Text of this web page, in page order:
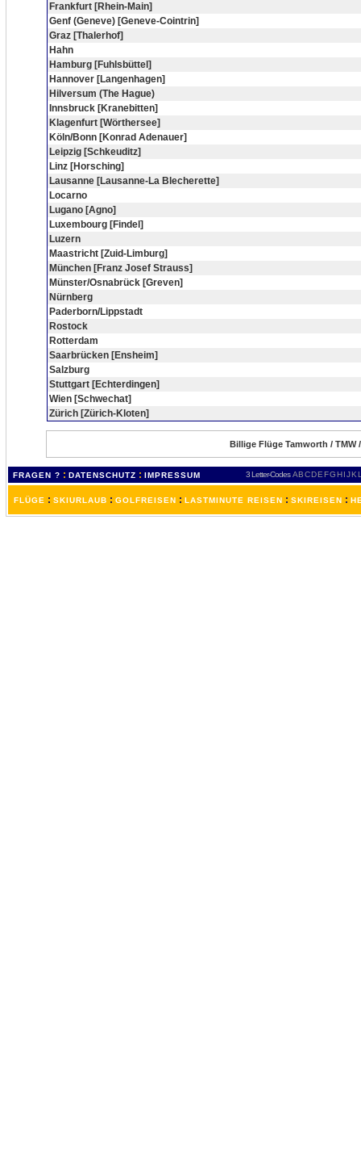
Frankfurt [Rhein-Main]
Genf (Geneve) [Geneve-Cointrin]
Graz [Thalerhof]
Hahn
Hamburg [Fuhlsbüttel]
Hannover [Langenhagen]
Hilversum (The Hague)
Innsbruck [Kranebitten]
Klagenfurt [Wörthersee]
Köln/Bonn [Konrad Adenauer]
Leipzig [Schkeuditz]
Linz [Horsching]
Lausanne [Lausanne-La Blecherette]
Locarno
Lugano [Agno]
Luxembourg [Findel]
Luzern
Maastricht [Zuid-Limburg]
München [Franz Josef Strauss]
Münster/Osnabrück [Greven]
Nürnberg
Paderborn/Lippstadt
Rostock
Rotterdam
Saarbrücken [Ensheim]
Salzburg
Stuttgart [Echterdingen]
Wien [Schwechat]
Zürich [Zürich-Kloten]
Billige Flüge Tamworth /
FRAGEN ? : DATENSCHUTZ : IMPRESSUM 3 Letter-Codes ABCDEFGH IJKL
FLÜGE : SKIURLAUB : GOLFREISEN : LASTMINUTE REISEN : SKIREISEN :